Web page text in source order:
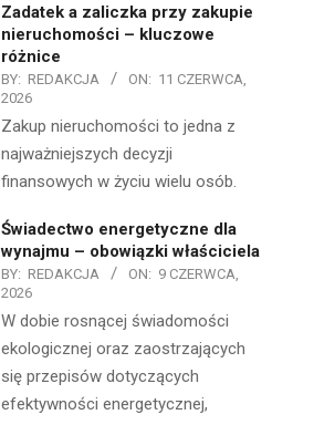
Zadatek a zaliczka przy zakupie
nieruchomości – kluczowe
różnice
BY: REDAKCJA ON: 11 CZERWCA,
2026
Zakup nieruchomości to jedna z
najważniejszych decyzji
finansowych w życiu wielu osób.
Świadectwo energetyczne dla
wynajmu – obowiązki właściciela
BY: REDAKCJA ON: 9 CZERWCA,
2026
W dobie rosnącej świadomości
ekologicznej oraz zaostrzających
się przepisów dotyczących
efektywności energetycznej,